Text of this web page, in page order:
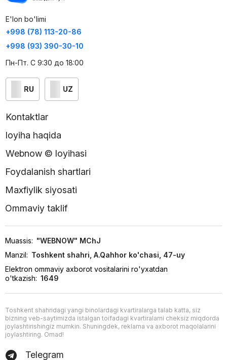
E'lon bo'limi
+998 (78) 113-20-86
+998 (93) 390-30-10
Пн-Пт. С 9:30 до 18:00
RU UZ
Kontaktlar
loyiha haqida
Webnow © loyihasi
Foydalanish shartlari
Maxfiylik siyosati
Ommaviy taklif
Muassis: "WEBNOW" MChJ
Manzil: Toshkent shahri, A.Qahhor ko'chasi, 47-uy
Elektron ommaviy axborot vositalarini ro'yxatdan
o'tkazish: 1649
Toshkent shahridagi yangi binolardagi kvartiralarga talab katta, siz
bizning veb-saytimizda istalgan toifadagi kvartiralarni cheksiz miqdorda
joylashtirishingiz mumkin. Shuningdek, reklama va axborot maqolalarini
joylashtiring. Omad!
Telegram